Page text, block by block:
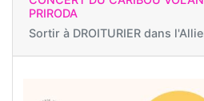
PRIRODA
Sortir à DROITURIER dans